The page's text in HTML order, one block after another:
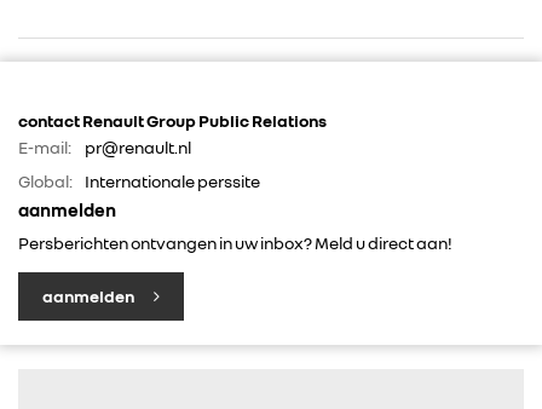
RENAULT GROUP
DACIA
contact Renault Group Public Relations
E-mail:
pr@renault.nl
Global:
Internationale perssite
aanmelden
Persberichten ontvangen in uw inbox? Meld u direct aan!
aanmelden